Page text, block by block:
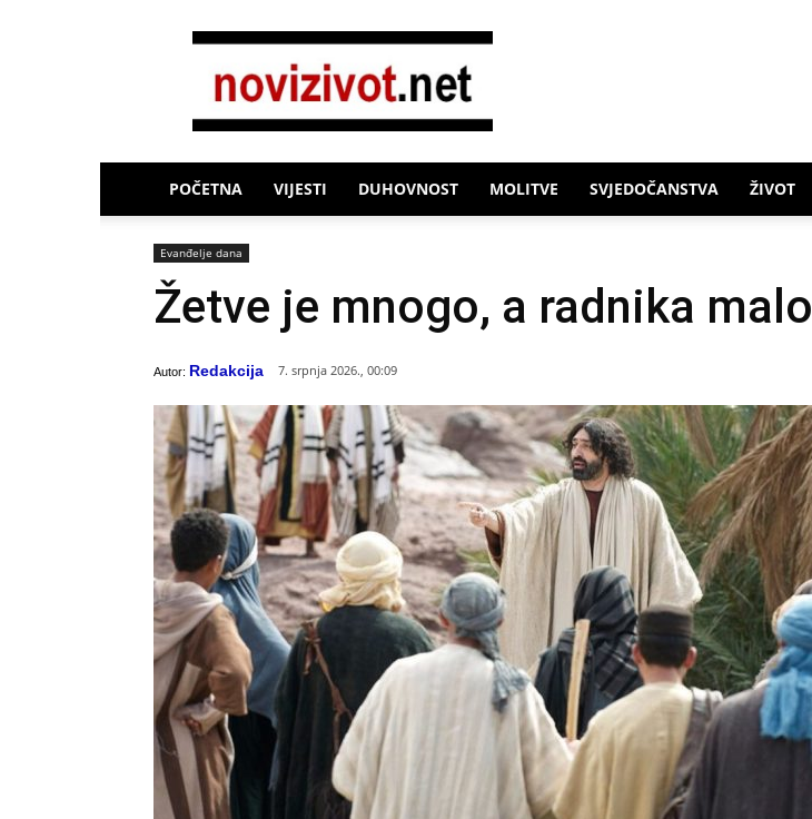
Novi
POČETNA VIJESTI DUHOVNOST MOLITVE SVJEDOČANSTVA ŽIVOT
Evanđelje dana
Žetve je mnogo, a radnika malo
Autor: Redakcija 7. srpnja 2026., 00:09